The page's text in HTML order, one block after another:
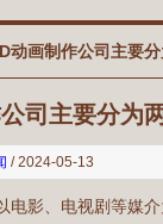
动画制作公司主要
司主要分为
/ 2024-05-13
影、电视剧等媒